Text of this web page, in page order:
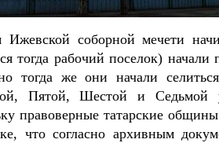
Ижевской соборной мечети
тогда рабочий поселок)
тогда же они начали
Пятой, Шестой и Седьмой
правоверные татарские
что согласно архивным